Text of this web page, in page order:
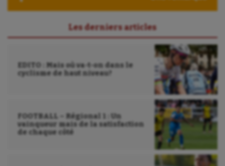
Les derniers articles
EDITO : Mais où va-t-on dans le
cyclisme de haut niveau?
FOOTBALL – Régional 1 : Un
vainqueur mais de la satisfaction
de chaque côté